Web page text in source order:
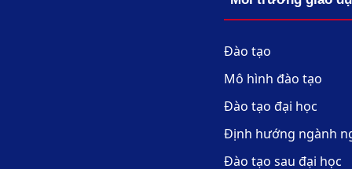
Đào tạo
Mô hình đào tạo
Đào tạo đại học
Định hướng ngành
Đào tạo sau đại học